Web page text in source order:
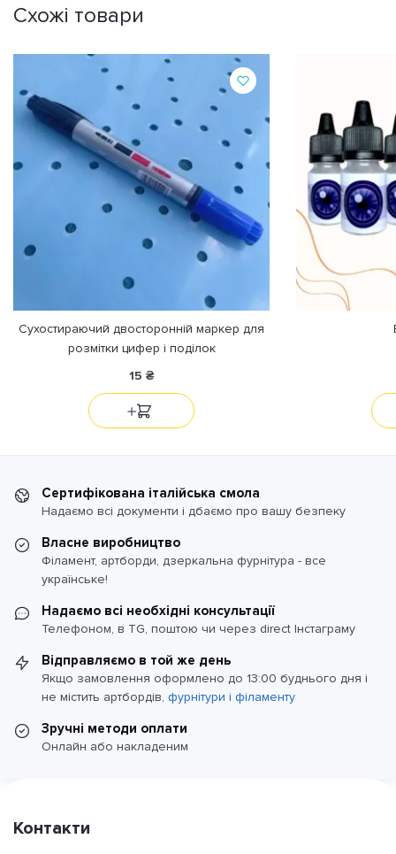
Схожі товари
Сухостираючий двосторонній маркер для
розмітки цифер і поділок
15 ₴
Сертифікована італійська смола
Надаємо всі документи і дбаємо про вашу безпеку
Власне виробництво
Філамент, артборди, дзеркальна фурнітура - все
українське!
Надаємо всі необхідні консультації
Телефоном, в TG, поштою чи через direct Інстаграму
Відправляємо в той же день
Якщо замовлення оформлено до 13:00 буднього дня і
не містить артбордів, фурнітури і філаменту
Зручні методи оплати
Онлайн або накладеним
Контакти